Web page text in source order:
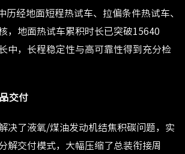
历经地面短程热试车、拉偏条件热试车、
，地面热试车累积时长已突破15640
中，长程稳定性与高可靠性得到充分检
交付
决了液氧/煤油发动机结焦积碳问题，实
解交付模式，大幅压缩了总装衔接周